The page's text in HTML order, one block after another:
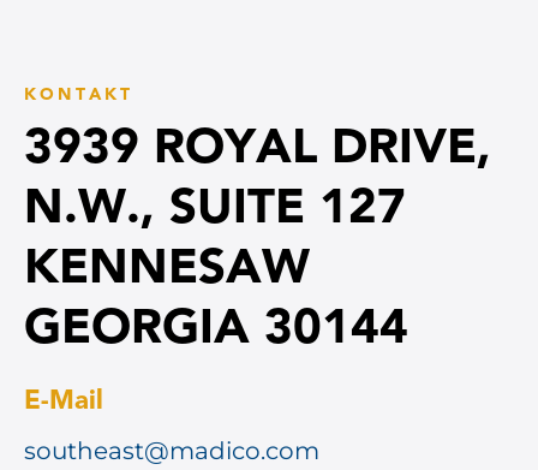
KONTAKT
3939 ROYAL DRIVE,
N.W., SUITE 127
KENNESAW
GEORGIA 30144
E-Mail
southeast@madico.com